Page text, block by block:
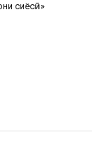
сиёсӣ»